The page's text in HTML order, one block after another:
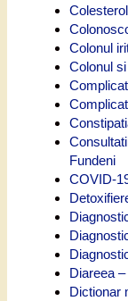
Colonul
Colonul
Fundeni
COVID-
Diareea
Dictionar